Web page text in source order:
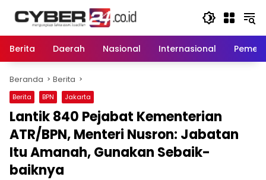
Berita
Daerah Nasional Internasional
Beranda Berita
Berita BPN Jakarta
Lantik 840 Pejabat Kementerian
ATR/BPN, Menteri Nusron: Jabatan
Itu Amanah, Gunakan Sebaik-
baiknya